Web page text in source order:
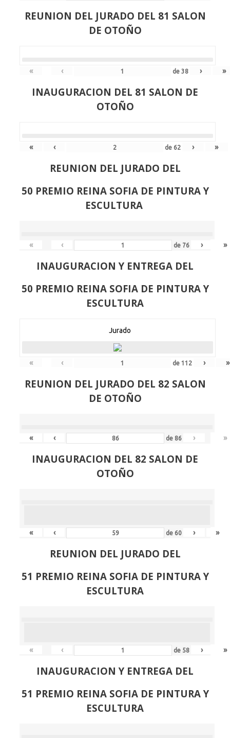
REUNION DEL JURADO DEL 81 SALON
DE OTOÑO
« ‹ de38 › »
INAUGURACION DEL 81 SALON DE
OTOÑO
« ‹ de 62 › »
REUNION DEL JURADO DEL
50 PREMIO REINA SOFIA DE PINTURA Y
ESCULTURA
« ‹ de 76 › »
INAUGURACION Y ENTREGA DEL
50 PREMIO REINA SOFIA DE PINTURA Y
ESCULTURA
Jurado
« ‹ de112 › »
REUNION DEL JURADO DEL 82 SALON
DE OTOÑO
« ‹ de 86 › »
INAUGURACION DEL 82 SALON DE
OTOÑO
« ‹ de 60 › »
REUNION DEL JURADO DEL
51 PREMIO REINA SOFIA DE PINTURA Y
ESCULTURA
« ‹ de 58 › »
INAUGURACION Y ENTREGA DEL
51 PREMIO REINA SOFIA DE PINTURA Y
ESCULTURA